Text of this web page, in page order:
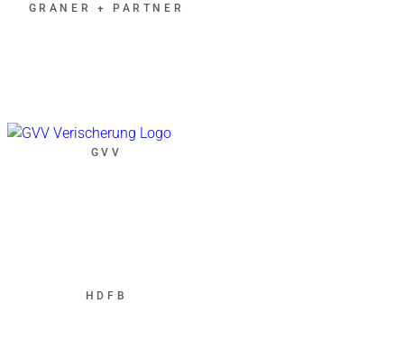
GRANER + PARTNER
GVV
HDFB